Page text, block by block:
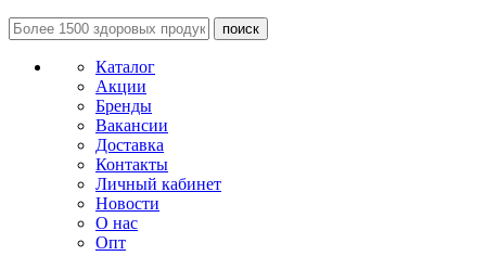
поиск
Каталог
Акции
Бренды
Вакансии
Доставка
Контакты
Личный кабинет
Новости
О нас
Опт